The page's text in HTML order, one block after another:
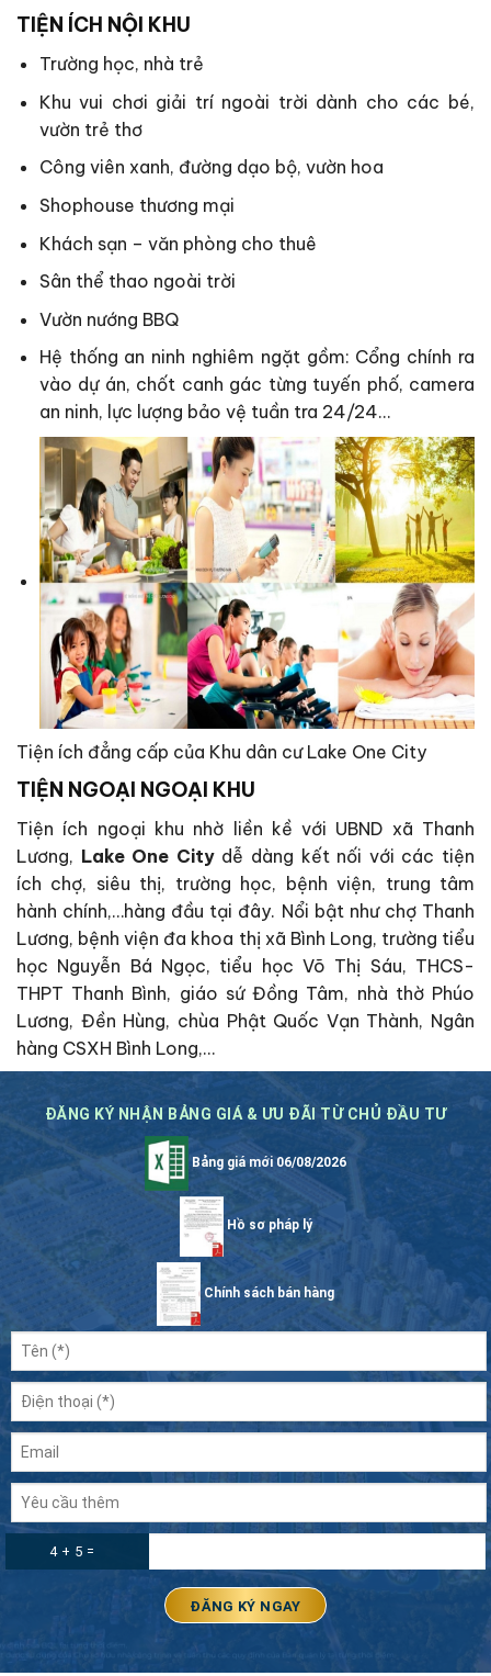
TIỆN ÍCH NỘI KHU
Trường học, nhà trẻ
Khu vui chơi giải trí ngoài trời dành cho các bé,
vườn trẻ thơ
Công viên xanh, đường dạo bộ, vườn hoa
Shophouse thương mại
Khách sạn – văn phòng cho thuê
Sân thể thao ngoài trời
Vườn nướng BBQ
Hệ thống an ninh nghiêm ngặt gồm: Cổng chính ra
vào dự án, chốt canh gác từng tuyến phố, camera
an ninh, lực lượng bảo vệ tuần tra 24/24…
Tiện ích đẳng cấp của Khu dân cư Lake One City
TIỆN NGOẠI NGOẠI KHU
Tiện ích ngoại khu nhờ liền kề với UBND xã Thanh
Lương, Lake One Citydễ dàng kết nối với các tiện
ích chợ, siêu thị, trường học, bệnh viện, trung tâm
hành chính,…hàng đầu tại đây. Nổi bật như chợ Thanh
Lương, bệnh viện đa khoa thị xã Bình Long, trường tiểu
học Nguyễn Bá Ngọc, tiểu học Võ Thị Sáu, THCS-
THPT Thanh Bình, giáo sứ Đồng Tâm, nhà thờ Phúo
Lương, Đền Hùng, chùa Phật Quốc Vạn Thành, Ngân
hàng CSXH Bình Long,…
ĐĂNG KÝ NHẬN BẢNG GIÁ & ƯU ĐÃI TỪ CHỦ ĐẦU TƯ
Bảng giá mới 06/08/2026
Hồ sơ pháp lý
Chính sách bán hàng
4 + 5 =